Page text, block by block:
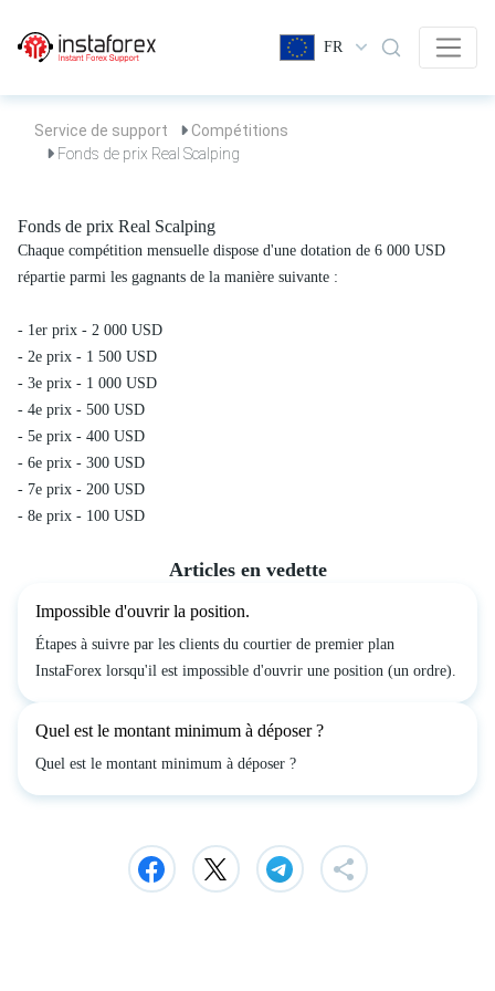
FR
Service de support
Compétitions
Fonds de prix Real Scalping
Fonds de prix Real Scalping
Chaque compétition mensuelle dispose d'une dotation de 6 000 USD
répartie parmi les gagnants de la manière suivante :
- 1er prix - 2 000 USD
- 2e prix - 1 500 USD
- 3e prix - 1 000 USD
- 4e prix - 500 USD
- 5e prix - 400 USD
- 6e prix - 300 USD
- 7e prix - 200 USD
- 8e prix - 100 USD
Articles en vedette
Impossible d'ouvrir la position.
Étapes à suivre par les clients du courtier de premier plan
InstaForex lorsqu'il est impossible d'ouvrir une position (un ordre).
Quel est le montant minimum à déposer ?
Quel est le montant minimum à déposer ?